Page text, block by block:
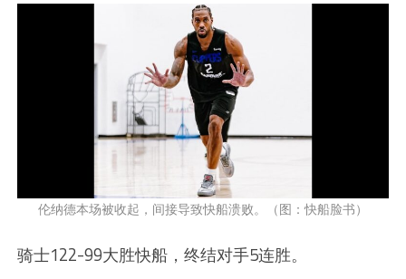
伦纳德本场被收起，间接导致快船溃败。（图：快船脸书）
骑士122-99大胜快船，终结对手5连胜。